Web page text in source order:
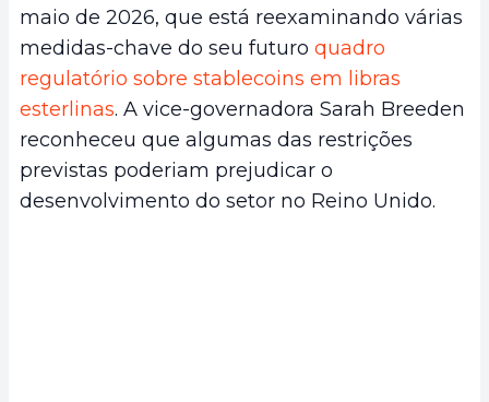
maio de 2026, que está reexaminando várias
medidas-chave do seu futuro quadro
regulatório sobre stablecoins em libras
esterlinas. A vice-governadora Sarah Breeden
reconheceu que algumas das restrições
previstas poderiam prejudicar o
desenvolvimento do setor no Reino Unido.